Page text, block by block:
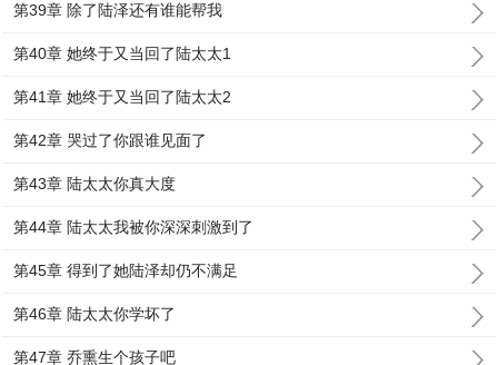
第39章 除了陆泽还有谁能帮我
第40章 她终于又当回了陆太太1
第41章 她终于又当回了陆太太2
第42章 哭过了你跟谁见面了
第43章 陆太太你真大度
第44章 陆太太我被你深深刺激到了
第45章 得到了她陆泽却仍不满足
第46章 陆太太你学坏了
第47章 乔熏生个孩子吧